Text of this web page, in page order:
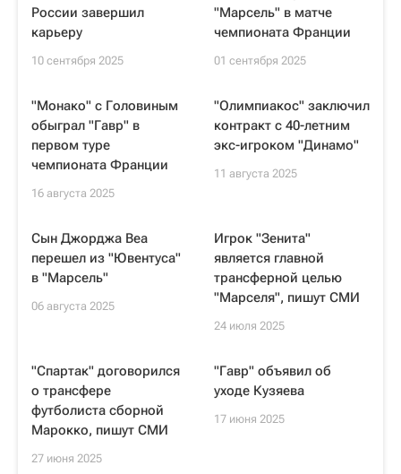
России завершил
карьеру
10 сентября 2025
"Марсель" в матче
чемпионата Франции
01 сентября 2025
"Монако" с Головиным
обыграл "Гавр" в
первом туре
чемпионата Франции
16 августа 2025
"Олимпиакос" заключил
контракт с 40-летним
экс-игроком "Динамо"
11 августа 2025
Сын Джорджа Веа
перешел из "Ювентуса"
в "Марсель"
06 августа 2025
Игрок "Зенита"
является главной
трансферной целью
"Марселя", пишут СМИ
24 июля 2025
"Спартак" договорился
о трансфере
футболиста сборной
Марокко, пишут СМИ
27 июня 2025
"Гавр" объявил об
уходе Кузяева
17 июня 2025